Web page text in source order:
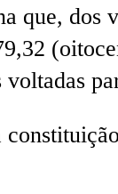
que, dos